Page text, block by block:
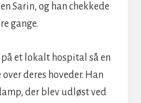
Sarin, og han chekkede
gange.
et lokalt hospital så en
deres hoveder. Han
der blev udløst ved